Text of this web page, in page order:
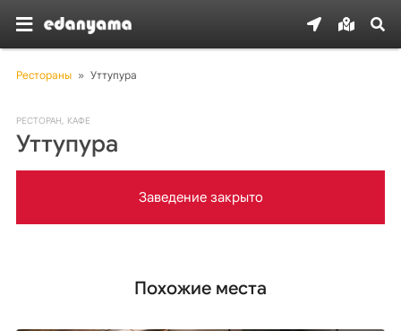
Рестораны » Уттупура
РЕСТОРАН, КАФЕ
Уттупура
Заведение закрыто
Похожие места